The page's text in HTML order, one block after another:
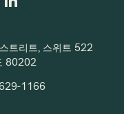
트리트, 스위트 522
80202
1166